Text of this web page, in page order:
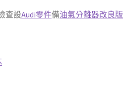
查設Audi零件備油氣分離器改良版